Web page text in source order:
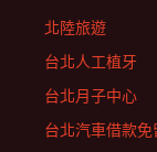
北陸旅遊
台北人工植牙
台北月子中心
台北汽車借款免